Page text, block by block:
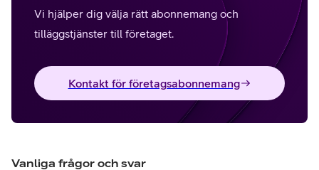
Vi hjälper dig välja rätt abonnemang och
tilläggstjänster till företaget.
Kontakt för företagsabonnemang
Vanliga frågor och svar